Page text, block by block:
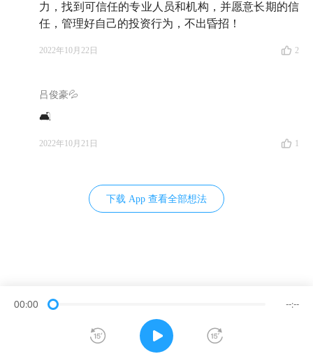
16:09
意料之外，情理之中：校产基金的「好声誉」能
🎄 Part 3 斯文森究竟做对了什么？
斯文森的严格令陈博士记忆犹新：一件发生在纽
约中城的往事
所以，耶鲁模式的独到之处是多元化吗？非也！
力，找到可信任的专业人员和机构，并愿意长期的信
任，管理好自己的投资行为，不出昏招！
2022年10月22日 2
吕俊豪💦
🛋️
2022年10月21日 1
下载 App 查看全部想法
00:00 --:--